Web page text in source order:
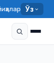
Ўз